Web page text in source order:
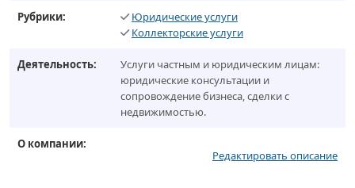
Рубрики:
Юридические услуги
Коллекторские услуги
Деятельность:
Услуги частным и юридическим лицам:
юридические консультации и
сопровождение бизнеса, сделки с
недвижимостью.
О компании:
Редактировать описание